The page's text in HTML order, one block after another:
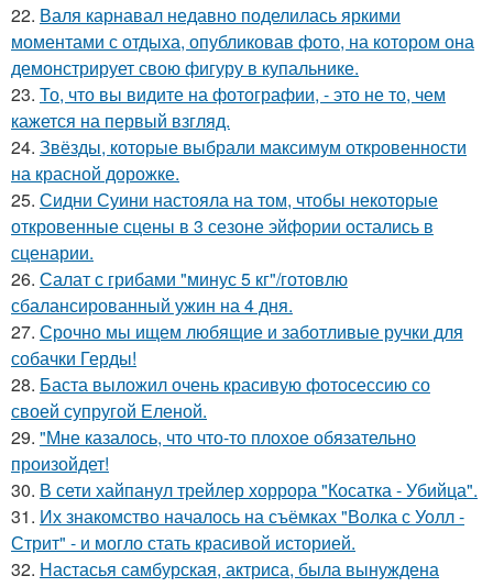
22. Валя карнавал недавно поделилась яркими
моментами с отдыха, опубликовав фото, на котором она
демонстрирует свою фигуру в купальнике.
23. То, что вы видите на фотографии, - это не то, чем
кажется на первый взгляд.
24. Звёзды, которые выбрали максимум откровенности
на красной дорожке.
25. Сидни Суини настояла на том, чтобы некоторые
откровенные сцены в 3 сезоне эйфории остались в
сценарии.
26. Салат с грибами "минус 5 кг"/готовлю
сбалансированный ужин на 4 дня.
27. Срочно мы ищем любящие и заботливые ручки для
собачки Герды!
28. Баста выложил очень красивую фотосессию со
своей супругой Еленой.
29. "Мне казалось, что что-то плохое обязательно
произойдет!
30. В сети хайпанул трейлер хоррора "Косатка - Убийца".
31. Их знакомство началось на съёмках "Волка с Уолл -
Стрит" - и могло стать красивой историей.
32. Настасья самбурская, актриса, была вынуждена